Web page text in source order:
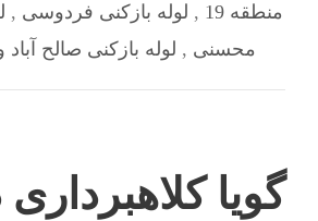
منطقه 19
, لوله بازکنی فردوسی ,
محسنی , لوله بازکنی صالح آباد
گویا کلاهبرداری